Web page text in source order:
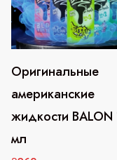
Оригинальные
американские
жидкости BALON
мл
Этот
товар
имеет
несколько